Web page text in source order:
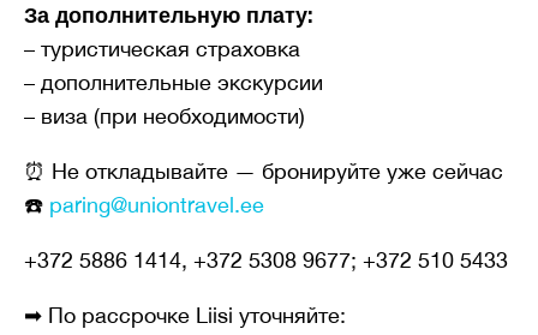
За дополнительную плату:
– туристическая страховка
– дополнительные экскурсии
– виза (при необходимости)
⏰ Не откладывайте — бронируйте уже сейчас
☎️ paring@uniontravel.ee
+372 5886 1414, +372 5308 9677; +372 510 5433
➡ По рассрочке Liisi уточняйте: